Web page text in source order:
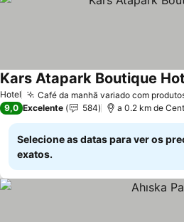
Hotel Café da manhã variado com
Kars Atapark Boutique
9,0 Excelente 584 a 0.2 km de
Selecione as datas para ver os
exatos.